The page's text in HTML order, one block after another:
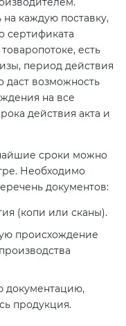
каждую поставку,
сертификата
есть
период действия
даст возможность
на все
действия акта и
сроки можно
Необходимо
документов:
(копи или сканы).
происхождение
документацию,
продукция.